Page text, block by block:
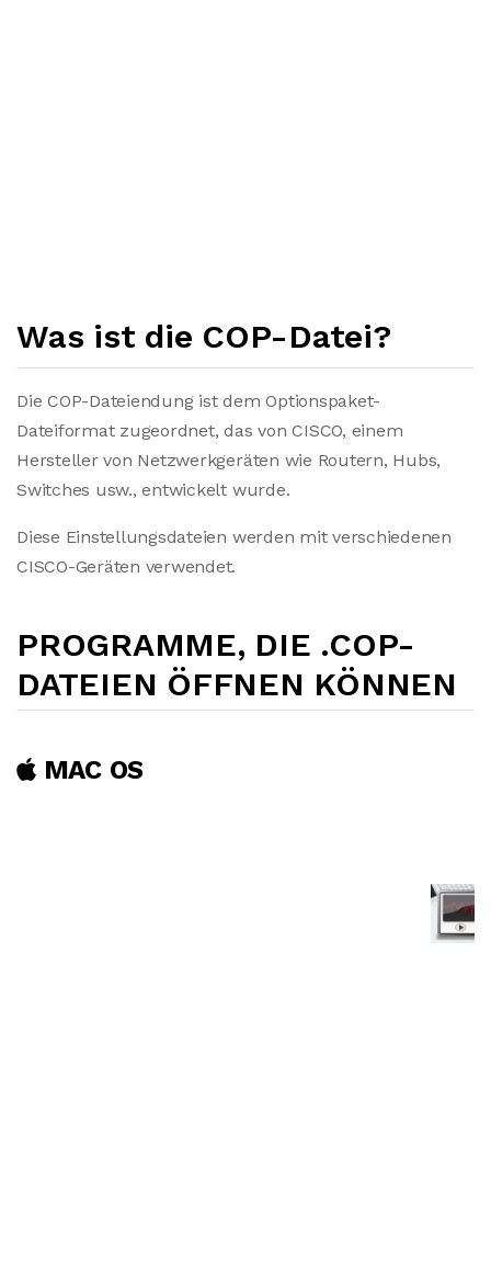
Was ist die COP-Datei?
Die COP-Dateiendung ist dem Optionspaket-
Dateiformat zugeordnet, das von CISCO, einem
Hersteller von Netzwerkgeräten wie Routern, Hubs,
Switches usw., entwickelt wurde.
Diese Einstellungsdateien werden mit verschiedenen
CISCO-Geräten verwendet.
PROGRAMME, DIE .COP-
DATEIEN ÖFFNEN KÖNNEN
MAC OS